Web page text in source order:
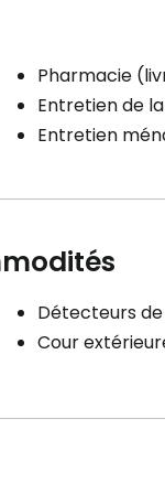
Pharmacie
Entretien de
Entretien
Détecteurs
Cour